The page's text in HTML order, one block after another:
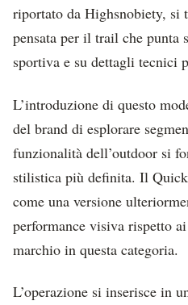
riportato da Highsnobiety, si
pensata per il trail che punta
sportiva e su dettagli tecnici
L’introduzione di questo
del brand di esplorare
funzionalità dell’outdoor si
stilistica più definita. Il
come una versione
performance visiva rispetto
marchio in questa categoria.
L’operazione si inserisce in